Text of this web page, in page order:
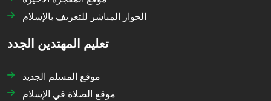
الحوار المباشر للتعريف بالإسلام
تعليم المهتدين الجدد
موقع المسلم الجديد
موقع الصلاة في الإسلام